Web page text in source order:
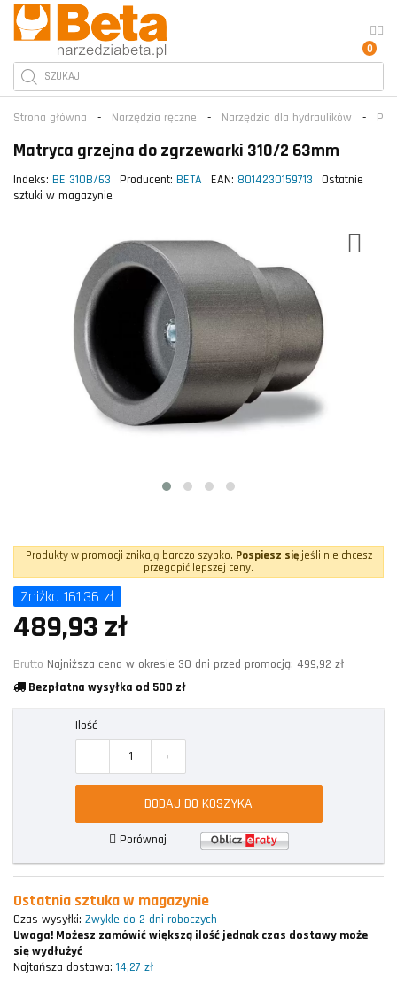
0
Strona główna Narzędzia ręczne Narzędzia dla hydraulików
Matryca grzejna do zgrzewarki 310/2 63mm
Indeks: BE 310B/63 Producent: BETA EAN: 8014230159713
Ostatnie
sztuki w magazynie
Produkty w promocji znikają bardzo szybko. Pospiesz sięjeśli nie chcesz
przegapić lepszej ceny.
Zniżka 161,36 zł
489,93 zł
Brutto Najniższa cena w okresie 30 dni przed promocją: 499,92 zł
Bezpłatna wysyłka od 500 zł
Ilość
- +
DODAJ DO KOSZYKA
Porównaj
Ostatnia sztuka w magazynie
Czas wysyłki: Zwykle do 2 dni roboczych
Uwaga! Możesz zamówić większą ilość jednak czas dostawy może
się wydłużyć
Najtańsza dostawa: 14,27 zł